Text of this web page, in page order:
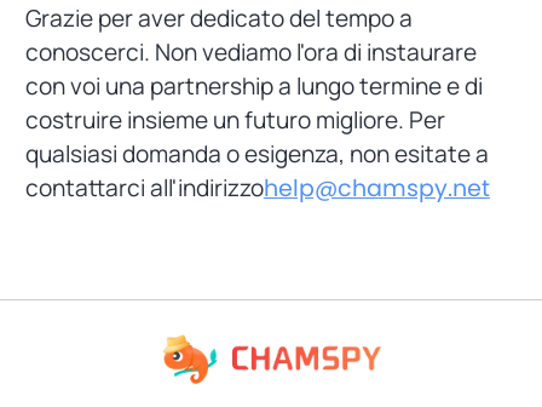
Grazie per aver dedicato del tempo a
conoscerci. Non vediamo l'ora di instaurare
con voi una partnership a lungo termine e di
costruire insieme un futuro migliore. Per
qualsiasi domanda o esigenza, non esitate a
contattarci all'indirizzohelp@chamspy.net